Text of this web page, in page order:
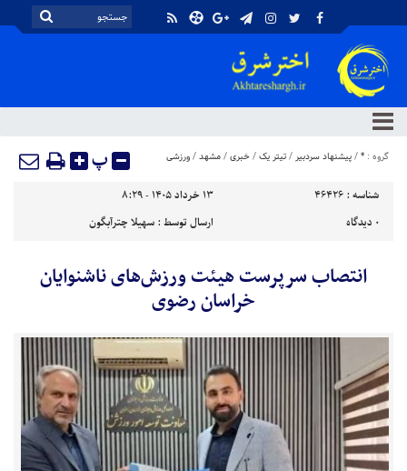
گروه : *
/پیشنهاد سردبیر/تیتر یک/خبری/مشهد/ورزشی پ
شناسه : 46426
۱۳ خرداد ۱۴۰۵ - ۸:۲۹
۰ دیدگاه ارسال توسط :سهیلا چترآبگون
انتصاب سرپرست هیئت ورزش‌های ناشنوایان
خراسان رضوی